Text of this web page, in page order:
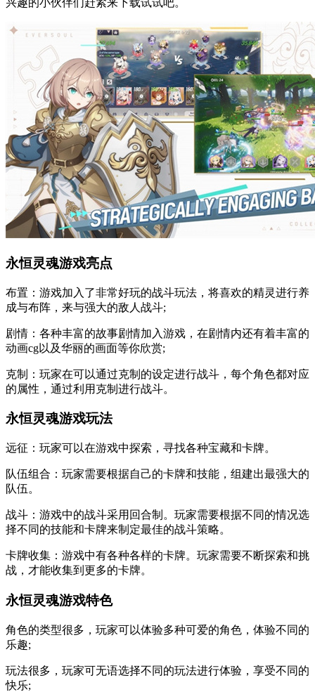
兴趣的小伙伴们赶紧来下载试试吧。
永恒灵魂游戏亮点
布置：游戏加入了非常好玩的战斗玩法，将喜欢的精灵进行养
成与布阵，来与强大的敌人战斗;
剧情：各种丰富的故事剧情加入游戏，在剧情内还有着丰富的
动画cg以及华丽的画面等你欣赏;
克制：玩家在可以通过克制的设定进行战斗，每个角色都对应
的属性，通过利用克制进行战斗。
永恒灵魂游戏玩法
远征：玩家可以在游戏中探索，寻找各种宝藏和卡牌。
队伍组合：玩家需要根据自己的卡牌和技能，组建出最强大的
队伍。
战斗：游戏中的战斗采用回合制。玩家需要根据不同的情况选
择不同的技能和卡牌来制定最佳的战斗策略。
卡牌收集：游戏中有各种各样的卡牌。玩家需要不断探索和挑
战，才能收集到更多的卡牌。
永恒灵魂游戏特色
角色的类型很多，玩家可以体验多种可爱的角色，体验不同的
乐趣;
玩法很多，玩家可无语选择不同的玩法进行体验，享受不同的
快乐;